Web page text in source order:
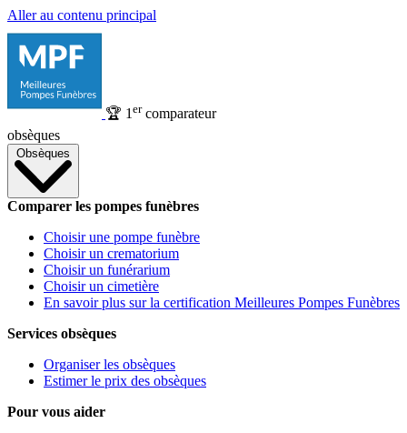
Aller au contenu principal
🏆 1 ercomparateur
obsèques
Obsèques
Comparer les pompes funèbres
Choisir une pompe funèbre
Choisir un crematorium
Choisir un funérarium
Choisir un cimetière
En savoir plus sur la certification Meilleures Pompes Funèbres
Services obsèques
Organiser les obsèques
Estimer le prix des obsèques
Pour vous aider